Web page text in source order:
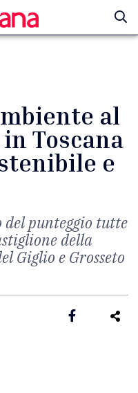
al
Toscana
e
del punteggio tutte
della
Giglio e Grosseto